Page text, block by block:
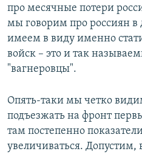
про месячные потери
мы говорим про россиян
имеем в виду именно
войск – это и так
"вагнеровцы".
Опять-таки мы четко
подъезжать на фронт
там постепенно
увеличиваться. Допустим,